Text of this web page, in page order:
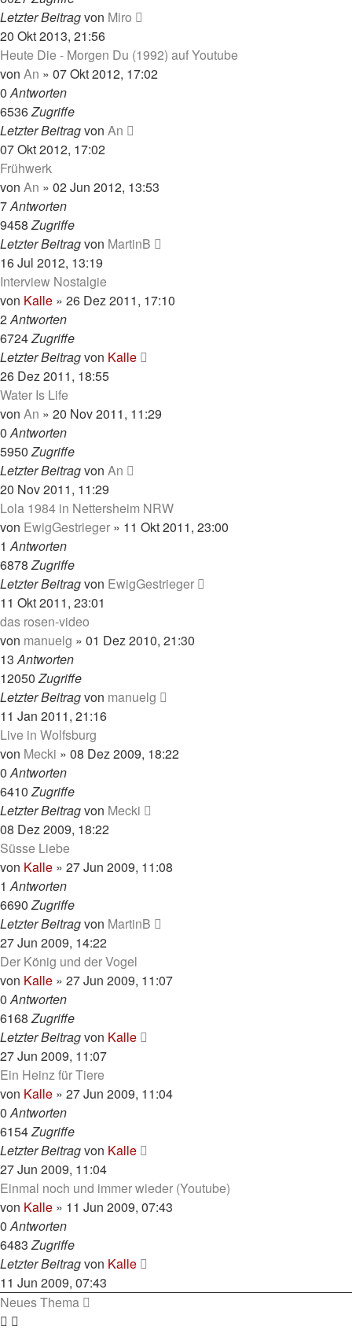
Letzter Beitragvon Miro
20 Okt 2013, 21:56
Heute Die - Morgen Du (1992) auf Youtube
von An » 07 Okt 2012, 17:02
0Antworten
6536Zugriffe
Letzter Beitragvon An
07 Okt 2012, 17:02
Frühwerk
von An » 02 Jun 2012, 13:53
7Antworten
9458Zugriffe
Letzter Beitragvon MartinB
16 Jul 2012, 13:19
Interview Nostalgie
von Kalle » 26 Dez 2011, 17:10
2Antworten
6724Zugriffe
Letzter Beitragvon Kalle
26 Dez 2011, 18:55
Water Is Life
von An » 20 Nov 2011, 11:29
0Antworten
5950Zugriffe
Letzter Beitragvon An
20 Nov 2011, 11:29
Lola 1984 in Nettersheim NRW
von EwigGestrieger » 11 Okt 2011, 23:00
1Antworten
6878Zugriffe
Letzter Beitragvon EwigGestrieger
11 Okt 2011, 23:01
das rosen-video
von manuelg » 01 Dez 2010, 21:30
13Antworten
12050Zugriffe
Letzter Beitragvon manuelg
11 Jan 2011, 21:16
Live in Wolfsburg
von Mecki » 08 Dez 2009, 18:22
0Antworten
6410Zugriffe
Letzter Beitragvon Mecki
08 Dez 2009, 18:22
Süsse Liebe
von Kalle » 27 Jun 2009, 11:08
1Antworten
6690Zugriffe
Letzter Beitragvon MartinB
27 Jun 2009, 14:22
Der König und der Vogel
von Kalle » 27 Jun 2009, 11:07
0Antworten
6168Zugriffe
Letzter Beitragvon Kalle
27 Jun 2009, 11:07
Ein Heinz für Tiere
von Kalle » 27 Jun 2009, 11:04
0Antworten
6154Zugriffe
Letzter Beitragvon Kalle
27 Jun 2009, 11:04
Einmal noch und immer wieder (Youtube)
von Kalle » 11 Jun 2009, 07:43
0Antworten
6483Zugriffe
Letzter Beitragvon Kalle
11 Jun 2009, 07:43
Neues Thema